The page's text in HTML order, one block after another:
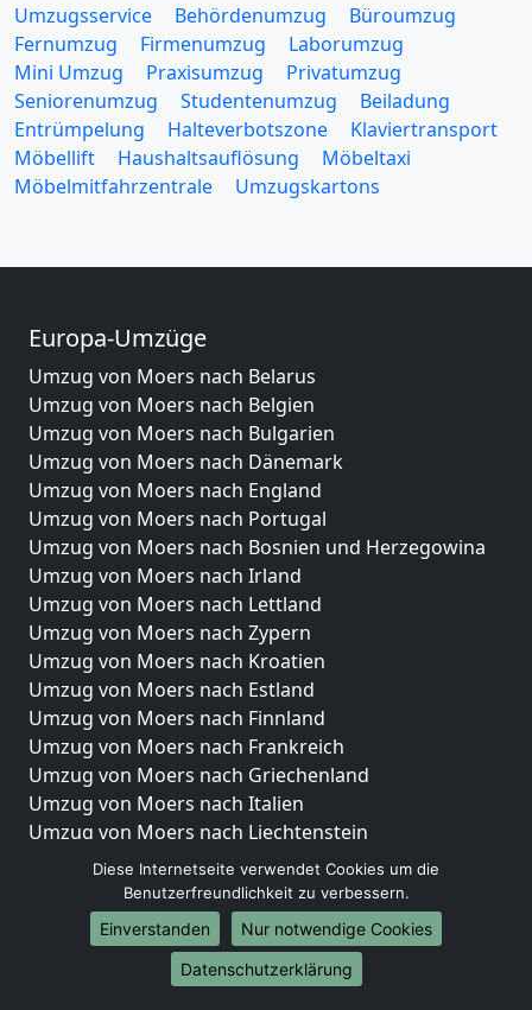
Umzugsservice Behördenumzug
Büroumzug
Fernumzug
Firmenumzug
Laborumzug
Mini Umzug
Praxisumzug
Privatumzug
Seniorenumzug
Studentenumzug
Beiladung
Entrümpelung
Halteverbotszone
Klaviertransport
Möbellift
Haushaltsauflösung
Möbeltaxi
Möbelmitfahrzentrale
Umzugskartons
Europa-Umzüge
Umzug von Moers nach Belarus
Umzug von Moers nach Belgien
Umzug von Moers nach Bulgarien
Umzug von Moers nach Dänemark
Umzug von Moers nach England
Umzug von Moers nach Portugal
Umzug von Moers nach Bosnien und Herzegowina
Umzug von Moers nach Irland
Umzug von Moers nach Lettland
Umzug von Moers nach Zypern
Umzug von Moers nach Kroatien
Umzug von Moers nach Estland
Umzug von Moers nach Finnland
Umzug von Moers nach Frankreich
Umzug von Moers nach Griechenland
Umzug von Moers nach Italien
Umzug von Moers nach Liechtenstein
Umzug von Moers nach Luxemburg
Umzug von Moers nach Niederlande
Umzug von Moers nach Norwegen
Umzüge-Deutschlandweit
Diese Internetseite verwendet Cookies um die
Benutzerfreundlichkeit zu verbessern.
Einverstanden
Nur notwendige Cookies
Datenschutzerklärung